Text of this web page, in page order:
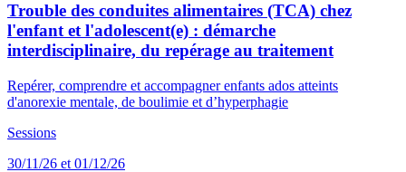
Trouble des conduites alimentaires (TCA) chez
l'enfant et l'adolescent(e) : démarche
interdisciplinaire, du repérage au traitement
Repérer, comprendre et accompagner enfants ados atteints
d'anorexie mentale, de boulimie et d’hyperphagie
Sessions
30/11/26 et 01/12/26